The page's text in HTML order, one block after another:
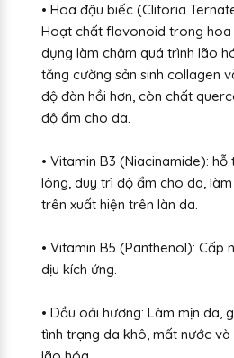
• Hoa đậu biếc (Clitoria
Hoạt chất flavonoid trong
dụng làm chậm quá trình lão
tăng cường sản sinh collagen
độ đàn hồi hơn, còn chất
độ ẩm cho da.
• Vitamin B3 (Niacinamide):
lông, duy trì độ ẩm cho da,
trên xuất hiện trên làn da.
• Vitamin B5 (Panthenol): Cấp
dịu kích ứng.
• Dầu oải hương: Làm mịn da,
tình trạng da khô, mất nước và